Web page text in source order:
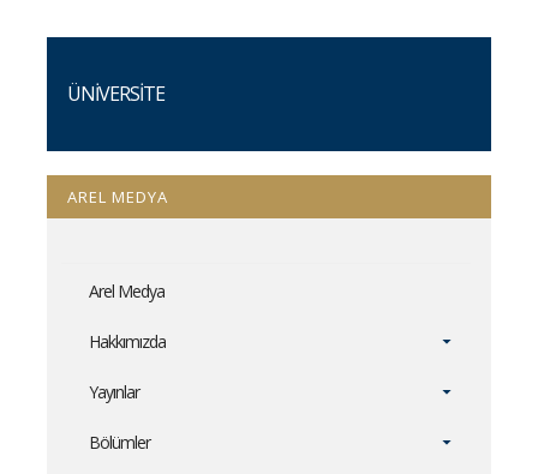
ÜNİVERSİTE
AREL MEDYA
Arel Medya
Hakkımızda
Yayınlar
Bölümler